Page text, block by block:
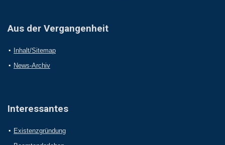
Aus der Vergangenheit
Inhalt/Sitemap
News-Archiv
Interessantes
Existenzgründung